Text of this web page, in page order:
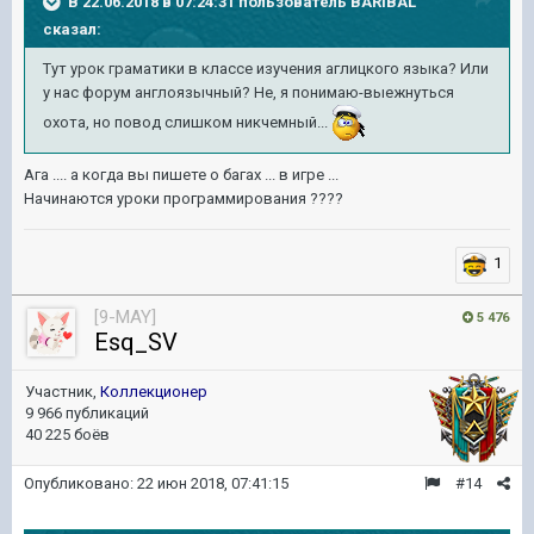
сказал:
Тут урок граматики в классе изучения аглицкого языка? Или
у нас форум англоязычный? Не, я понимаю-выежнуться
охота, но повод слишком никчемный...
Ага .... а когда вы пишете о багах ... в игре ...
Начинаются уроки программирования ????
1
5 476
[9-MAY]
Esq_SV
Участник, Коллекционер
9 966 публикаций
40 225 боёв
#14
Опубликовано: 22 июн 2018, 07:41:15